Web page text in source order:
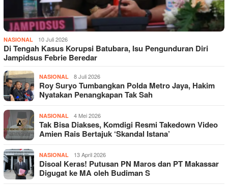
NASIONAL 10 Juli 2026
Di Tengah Kasus Korupsi Batubara, Isu Pengunduran Diri
Jampidsus Febrie Beredar
NASIONAL 8 Juli 2026
Roy Suryo Tumbangkan Polda Metro Jaya, Hakim
Nyatakan Penangkapan Tak Sah
NASIONAL 4 Mei 2026
Tak Bisa Diakses, Komdigi Resmi Takedown Video
Amien Rais Bertajuk ‘Skandal Istana’
NASIONAL 13 April 2026
Disoal Keras! Putusan PN Maros dan PT Makassar
Digugat ke MA oleh Budiman S